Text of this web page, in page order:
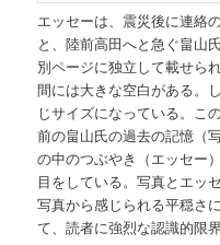
エッセーは、震災後に連絡
と、陸前高田へと急ぐ畠山
別ページに独立して載せら
間には大きな空白がある。
じサイズになっている。こ
前の畠山氏の過去の記憶（
の中のつぶやき（エッセー
目をしている。写真とエッ
写真から感じられる平穏さ
て、読者に強烈な認識的限界